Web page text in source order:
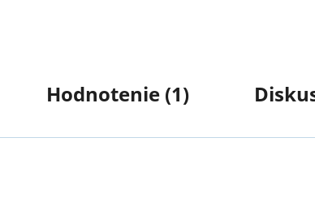
Hodnotenie (1)